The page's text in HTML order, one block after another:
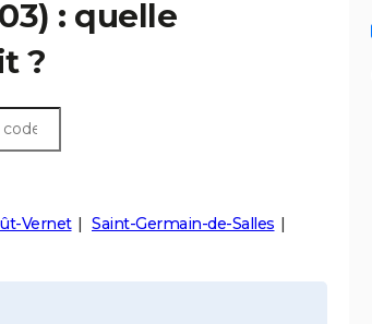
: quelle
?
Vernet
Saint-Germain-de-Salles